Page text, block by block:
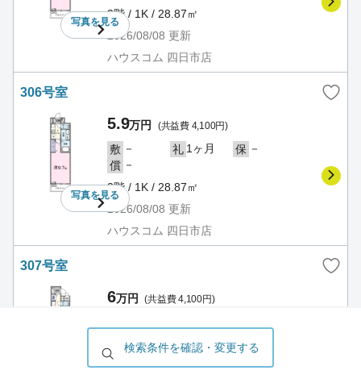
写真を見る
3階 / 1K / 28.87㎡
2026/08/08 更新
ハウスコム 四日市店
306号室
写真を見る
5.9万円 (共益費 4,100円)
敷 － 礼 1ヶ月 保 －
償 －
3階 / 1K / 28.87㎡
2026/08/08 更新
ハウスコム 四日市店
307号室
写真を見る
6万円 (共益費 4,100円)
3階 / 1K / 31.21㎡
検索条件を確認・変更する